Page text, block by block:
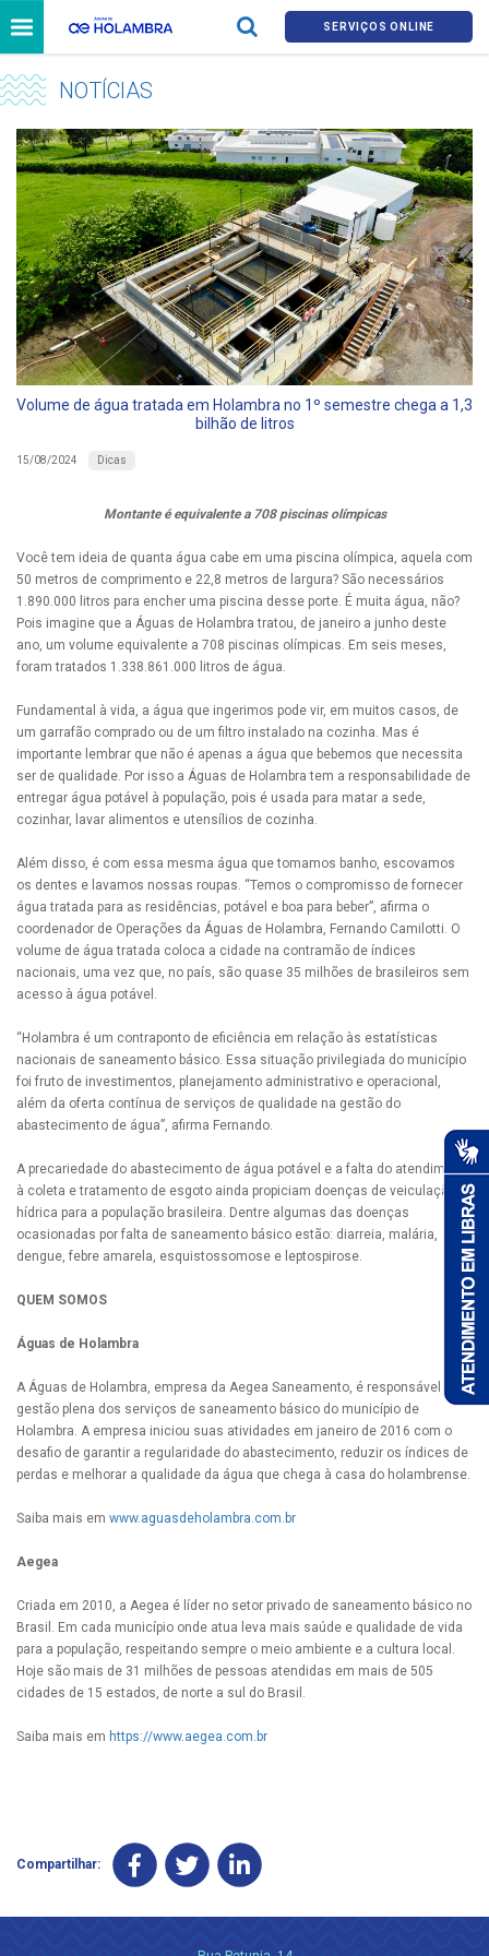
SERVIÇOS ONLINE
NOTÍCIAS
Volume de água tratada em Holambra no 1º semestre chega a 1,3
bilhão de litros
15/08/2024 Dicas
Montante é equivalente a 708 piscinas olímpicas
Você tem ideia de quanta água cabe em uma piscina olímpica, aquela com
50 metros de comprimento e 22,8 metros de largura? São necessários
1.890.000 litros para encher uma piscina desse porte. É muita água, não?
Pois imagine que a Águas de Holambra tratou, de janeiro a junho deste
ano, um volume equivalente a 708 piscinas olímpicas. Em seis meses,
foram tratados 1.338.861.000 litros de água.
Fundamental à vida, a água que ingerimos pode vir, em muitos casos, de
um garrafão comprado ou de um filtro instalado na cozinha. Mas é
importante lembrar que não é apenas a água que bebemos que necessita
ser de qualidade. Por isso a Águas de Holambra tem a responsabilidade de
entregar água potável à população, pois é usada para matar a sede,
cozinhar, lavar alimentos e utensílios de cozinha.
Além disso, é com essa mesma água que tomamos banho, escovamos
os dentes e lavamos nossas roupas. “Temos o compromisso de fornecer
água tratada para as residências, potável e boa para beber”, afirma o
coordenador de Operações da Águas de Holambra, Fernando Camilotti. O
volume de água tratada coloca a cidade na contramão de índices
nacionais, uma vez que, no país, são quase 35 milhões de brasileiros sem
acesso à água potável.
“Holambra é um contraponto de eficiência em relação às estatísticas
nacionais de saneamento básico. Essa situação privilegiada do município
foi fruto de investimentos, planejamento administrativo e operacional,
além da oferta contínua de serviços de qualidade na gestão do
abastecimento de água”, afirma Fernando.
A precariedade do abastecimento de água potável e a falta do atendimento
à coleta e tratamento de esgoto ainda propiciam doenças de veiculação
hídrica para a população brasileira. Dentre algumas das doenças
ocasionadas por falta de saneamento básico estão: diarreia, malária,
dengue, febre amarela, esquistossomose e leptospirose.
QUEM SOMOS
Águas de Holambra
A Águas de Holambra, empresa da Aegea Saneamento, é responsável pela
gestão plena dos serviços de saneamento básico do município de
Holambra. A empresa iniciou suas atividades em janeiro de 2016 com o
desafio de garantir a regularidade do abastecimento, reduzir os índices de
perdas e melhorar a qualidade da água que chega à casa do holambrense.
Saiba mais em www.aguasdeholambra.com.br
Aegea
Criada em 2010, a Aegea é líder no setor privado de saneamento básico no
Brasil. Em cada município onde atua leva mais saúde e qualidade de vida
para a população, respeitando sempre o meio ambiente e a cultura local.
Hoje são mais de 31 milhões de pessoas atendidas em mais de 505
cidades de 15 estados, de norte a sul do Brasil.
Saiba mais em https://www.aegea.com.br
Compartilhar: